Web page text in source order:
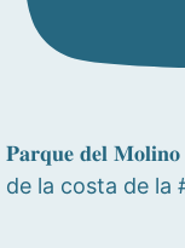
𝐏𝐚𝐫𝐪𝐮𝐞 𝐝𝐞𝐥
de la costa de la